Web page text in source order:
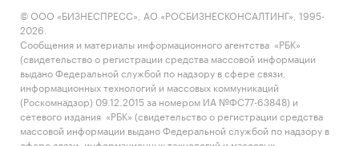
опережающей динамикой/с отстающей
динамикой) в стратегической перспективе и в
текущей ситуации? Меняются ли позиции
региона с течением времени?
• Насколько рынок насыщен и какой у региона
потенциал роста, если сравнить его с
регионами со схожими доходами, со схожей
© ООО «БИЗНЕСПРЕСС», АО «РОСБИЗНЕСКОНСАЛТИНГ», 1995-
2026.
Сообщения и материалы информационного агентства «РБК»
(свидетельство о регистрации средства массовой информации
выдано Федеральной службой по надзору в сфере связи,
информационных технологий и массовых коммуникаций
(Роскомнадзор) 09.12.2015 за номером ИА №ФС77-63848) и
сетевого издания «РБК» (свидетельство о регистрации средства
массовой информации выдано Федеральной службой по надзору в